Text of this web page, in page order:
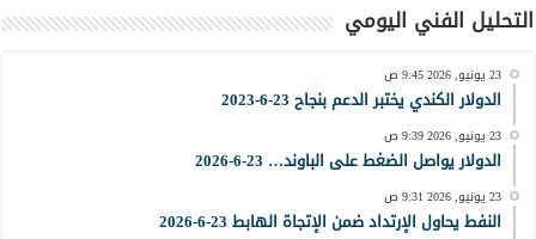
التحليل الفني اليومي
23 يونيو, 2026 9:45 ص
الدولار الكندي يختبر الدعم بنجاح 23-6-2023
23 يونيو, 2026 9:39 ص
الدولار يواصل الضغط على الباوند… 23-6-2026
23 يونيو, 2026 9:31 ص
النفط يحاول الإرتداد ضمن الإتجاة الهابط 23-6-2026